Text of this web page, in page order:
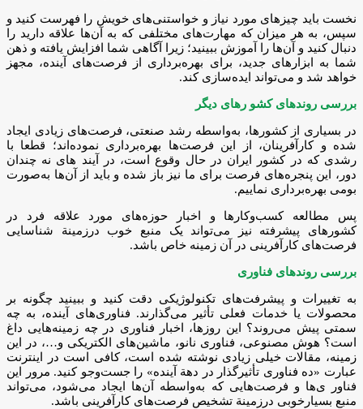
نخست باید چیزهای مورد نیاز و خواستنی‌های خویش را فهرست کنید و
سپس، به هر میزان که مهارت‌های مختلفی که به آن‌ها علاقه دارید را
دنبال کنید و آن‌ها را آموزش ببینید؛ زیرا آگاهی شما افزایش یافته و ذهن
شما به ابزارهای جدید، برای بهره‌برداری از فرصت‌های آینده، مجهز
خواهد شد و می‌تواند ایده‌سازی کند.
بررسی روندهای کشو رهای دیگر
در بسیاری از کشورها، به‌واسطه رشد صنعتی، فرصت‌های زیادی ایجاد
شده و کارآفرینان، از این فرصت‌ها بهره‌برداری نموده‌اند؛ قطعا با
رشدی که در کشور ایران در حال وقوع است، در آیند های نه چندان
دور، این پنجره‌های فرصت برای ما نیز باز شده و باید از آن‌ها به‌صورت
بومی بهره‌برداری نماییم.
پس مطالعه کسب‌وکارها و اخبار حوزه‌های مورد علاقه فرد در
کشورهای پیشرفته نیز می‌تواند یک منبع خوب درزمینة شناسایی
فرصت‌های کارآفرینی در آن زمینه خاص باشد.
بررسی روندهای فناوری
به تغییرات و پیشرفت‌های تکنولوژیکی دقت کنید و ببینید چگونه بر
محصولات یا خدمات فعلی تأثیر می‌گذارند. فناوری‌های آینده، به چه
سمتی پیش می‌روند؟ این روزها، اخبار فناوری در چه زمینه‌هایی داغ
است؟ هوش مصنوعی، فناوری نانو، ماشین‌های الکتریکی و…، در این
زمینه، مقالات خیلی زیادی نوشته شده است، کافی است در اینترنت
عبارت «ده فناوری تأثیرگذار در دهة آینده» را جست‌وجو کنید. مرور این
فناور ی‌ها و فرصت‌هایی که به‌واسطه آن‌ها ایجاد می‌شود، می‌تواند
منبع بسیارخوبی درزمینة تشخیص فرصت‌های کارآفرینی باشد.